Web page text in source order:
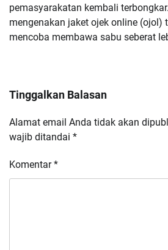
pemasyarakatan kembali
mengenakan jaket ojek online (ojol)
mencoba membawa sabu seberat
Tinggalkan Balasan
Alamat email Anda tidak akan
wajib ditandai *
Komentar*